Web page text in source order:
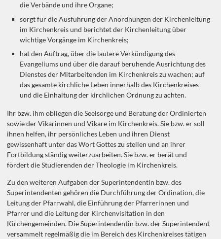
die Verbände und ihre Organe;
sorgt für die Ausführung der Anordnungen der Kirchenleitung
im Kirchenkreis und berichtet der Kirchenleitung über
wichtige Vorgänge im Kirchenkreis;
hat den Auftrag, über die lautere Verkündigung des
Evangeliums und über die darauf beruhende Ausrichtung des
Dienstes der Mitarbeitenden im Kirchenkreis zu wachen; auf
das gesamte kirchliche Leben innerhalb des Kirchenkreises
und die Einhaltung der kirchlichen Ordnung zu achten.
Ihr bzw. ihm obliegen die Seelsorge und Beratung der Ordinierten
sowie der Vikarinnen und Vikare im Kirchenkreis. Sie bzw. er soll
ihnen helfen, ihr persönliches Leben und ihren Dienst
gewissenhaft unter das Wort Gottes zu stellen und an ihrer
Fortbildung ständig weiterzuarbeiten. Sie bzw. er berät und
fördert die Studierenden der Theologie im Kirchenkreis.
Zu den weiteren Aufgaben der Superintendentin bzw. des
Superintendenten gehören die Durchführung der Ordination, die
Leitung der Pfarrwahl, die Einführung der Pfarrerinnen und
Pfarrer und die Leitung der Kirchenvisitation in den
Kirchengemeinden. Die Superintendentin bzw. der Superintendent
versammelt regelmäßig die im Bereich des Kirchenkreises tätigen